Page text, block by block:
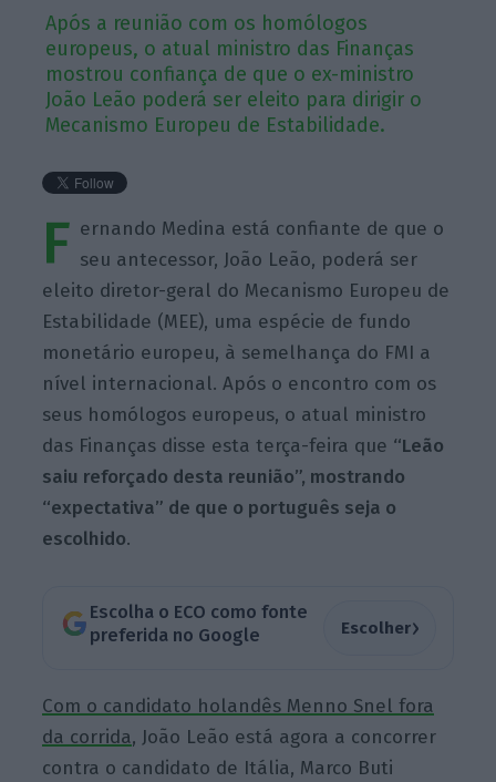
Após a reunião com os homólogos
europeus, o atual ministro das Finanças
mostrou confiança de que o ex-ministro
João Leão poderá ser eleito para dirigir o
Mecanismo Europeu de Estabilidade.
F ernando Medina está confiante de que o
seu antecessor, João Leão, poderá ser
eleito diretor-geral do Mecanismo Europeu de
Estabilidade (MEE), uma espécie de fundo
monetário europeu, à semelhança do FMI a
nível internacional. Após o encontro com os
seus homólogos europeus, o atual ministro
das Finanças disse esta terça-feira que “Leão
saiu reforçado desta reunião”, mostrando
“expectativa” de que o português seja o
escolhido.
Escolha o ECO como fonte
preferida no Google
Escolher›
Com o candidato holandês Menno Snel fora
da corrida, João Leão está agora a concorrer
contra o candidato de Itália, Marco Buti